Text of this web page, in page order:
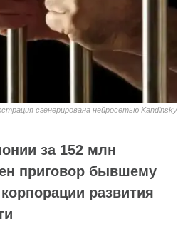
сгенерирована нейросетью Kandinsky
за 152 млн
приговор бывшему
развития